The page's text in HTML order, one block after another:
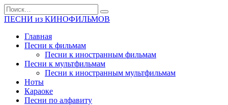
Перейти
к
Search
for:
ПЕСНИ из КИНОФИЛЬМОВ
Главная
Песни к фильмам
Песни к иностранным фильмам
Песни к мультфильмам
Песни к иностранным мультфильмам
Ноты
Караоке
Песни по алфавиту